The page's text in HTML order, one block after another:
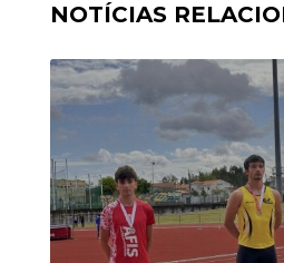
NOTÍCIAS